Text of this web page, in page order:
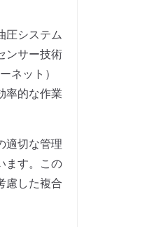
圧システム
ンサー技術
ネット）
率的な作業
適切な管理
ます。この
慮した複合